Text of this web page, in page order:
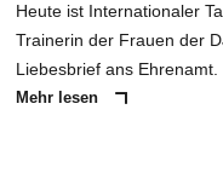
Heute ist Internationaler
Trainerin der Frauen der
Liebesbrief ans Ehrenamt.
Mehr lesen